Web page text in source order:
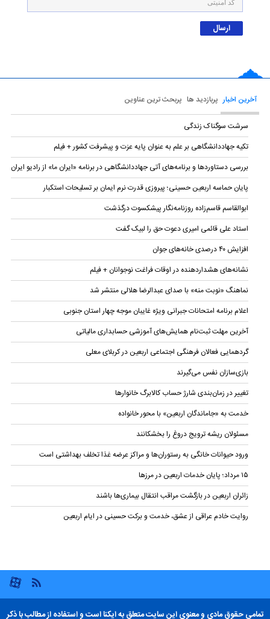
آخرین اخبار پربازدید ها پربحث ترین عناوین
سرشت سوگناک زندگی
تکیه جهاددانشگاهی بر علم به عنوان پایه عزت و پیشرفت کشور + فیلم
بررسی دستاوردها و برنامه‌های آتی جهاددانشگاهی در برنامه «ایران ما» از رادیو ایران
پایان حماسه‌ اربعین حسینی؛ پیروزی قدرت نرم ایمان بر تسلیحات استکبار
ابوالقاسم قاسم‌زاده روزنامه‌نگار پیشکسوت درگذشت
استاد علی قائمی امیری دعوت حق را لبیک گفت
افزایش ۴۰ درصدی خانه‌های جوان
نشانه‌های هشداردهنده در اوقات فراغت نوجوانان + فیلم
نماهنگ «نوبت منه» با صدای عبدالرضا هلالی منتشر شد
اعلام برنامه امتحانات جبرانی ویژه غایبان موجه چهار استان جنوبی
آخرین مهلت ثبت‌نام همایش‌های آموزشی حسابداری مالياتی
گردهمایی فعالان فرهنگی اجتماعی اربعین در کربلای معلی
بازی‌سازان نفس می‌گیرند
تغییر در زمان‌بندی شارژ حساب کالابرگ خانوار‌ها
خدمت به «جاماندگان اربعین» با محور خانواده
مسئولان ریشه ترویج دروغ را بخشکانند
ورود حیوانات خانگی به رستوران‌ها و مراکز عرضه غذا تخلف بهداشتی است
۱۵ مرداد؛ پایان خدمات اربعین در مرزها
زائران اربعین در بازگشت مراقب انتقال بیماری‌ها باشند
روایت خادم عراقی از عشق، خدمت و برکت حسینی در ایام اربعین
تمامی حقوق مادی و معنوی این سایت متعلق به ایکنا است و استفاده از مطالب با ذکر